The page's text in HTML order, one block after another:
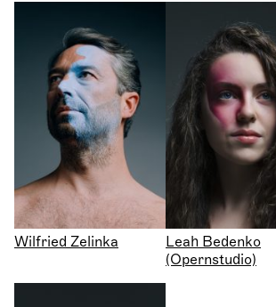
Wilfried Zelinka
Leah Bedenko
(Opernstudio)